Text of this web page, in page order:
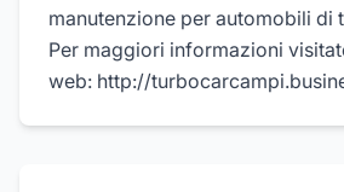
manutenzione per automobili di
Per maggiori informazioni
web: http://